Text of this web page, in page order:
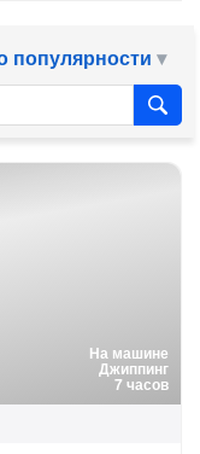
популярности
На машине
Джиппинг
7 часов